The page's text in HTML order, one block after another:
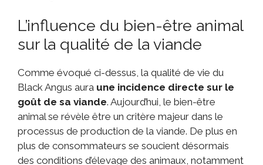
L’influence du bien-être animal
sur la qualité de la viande
Comme évoqué ci-dessus, la qualité de vie du
Black Angus aura une incidence directe sur le
goût de sa viande. Aujourd’hui, le bien-être
animal se révèle être un critère majeur dans le
processus de production de la viande. De plus en
plus de consommateurs se soucient désormais
des conditions d’élevage des animaux, notamment